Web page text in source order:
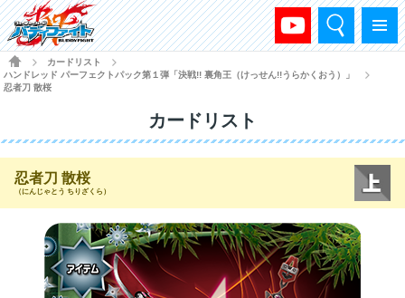
メニュー
検索
HOME
カードリスト
ハンドレッド パーフェクトパック第１弾「決戦!! 裏角王（けっせん!!うらかくおう）」
忍者刀 散桜
カードリスト
忍者刀 散桜
（にんじゃとう ちりざくら）